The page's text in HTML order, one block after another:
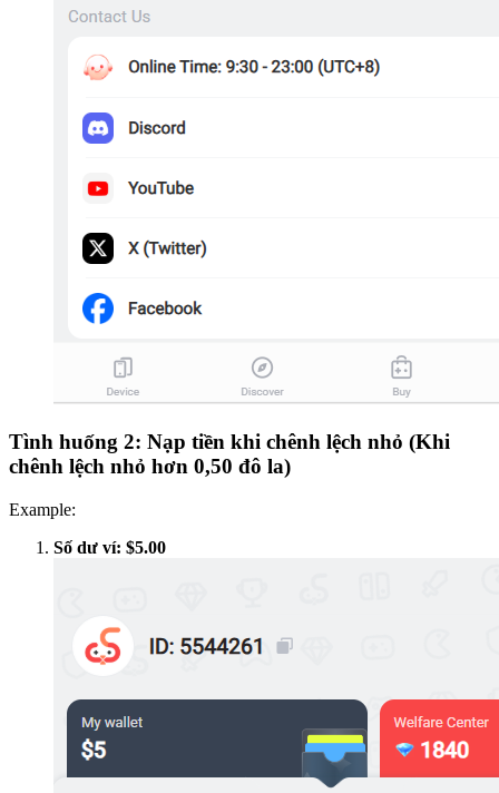
Tình huống 2: Nạp tiền khi chênh lệch nhỏ (Khi
chênh lệch nhỏ hơn 0,50 đô la)
Example:
Số dư ví: $5.00